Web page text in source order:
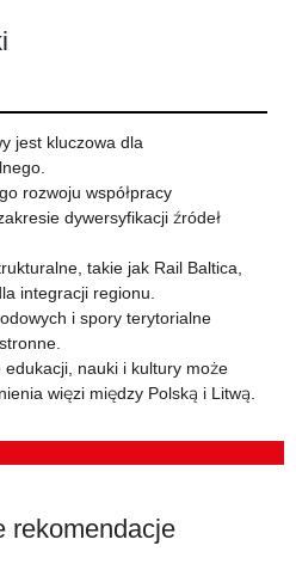
jest kluczowa dla
rozwoju współpracy
dywersyfikacji źródeł
takie jak Rail Baltica,
integracji regionu.
i spory terytorialne
edukacji, nauki i kultury może
więzi między Polską i Litwą.
rekomendacje